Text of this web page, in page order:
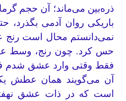
ذره‌بین می‌ماند؛ آن حجم گرما
باریکی روان آدمی بگذرد،
نمی‌دانستم محال است رنج
حس کرد. چون رنج، وسط
فقط وقتی وارد عشق شدم
آن می‌گویند همان عطش
است که در ذات عشق